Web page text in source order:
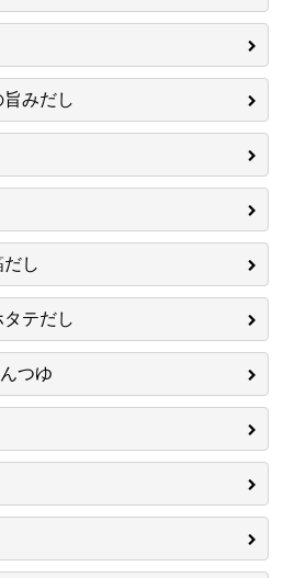
みだし
し
テだし
つゆ